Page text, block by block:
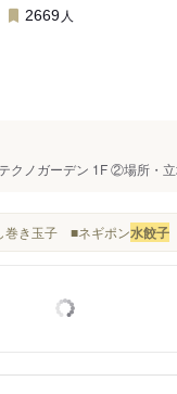
2669 人
クノガーデン 1F ②場所・立
き玉子 ■ネギポン水餃子